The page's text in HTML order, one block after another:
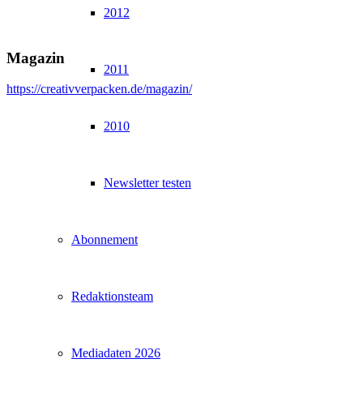
2012
2011
2010
Newsletter testen
Abonnement
Redaktionsteam
Mediadaten 2026
Magazin
https://creativverpacken.de/magazin/